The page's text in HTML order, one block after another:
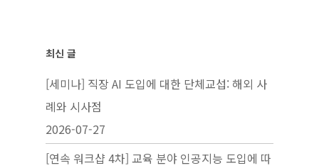
최신 글
[세미나] 직장 AI 도입에 대한 단체교섭: 해외 사
례와 시사점
2026-07-27
[연속 워크샵 4차] 교육 분야 인공지능 도입에 따